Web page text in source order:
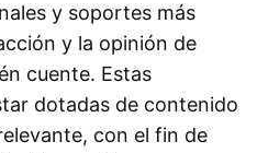
y soportes más
y la opinión de
cuente. Estas
dotadas de contenido
con el fin de